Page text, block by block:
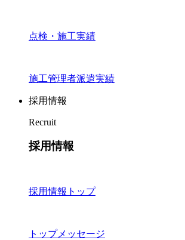
点検・施工実績
施工管理者派遣実績
採用情報
Recruit
採用情報
採用情報トップ
トップメッセージ